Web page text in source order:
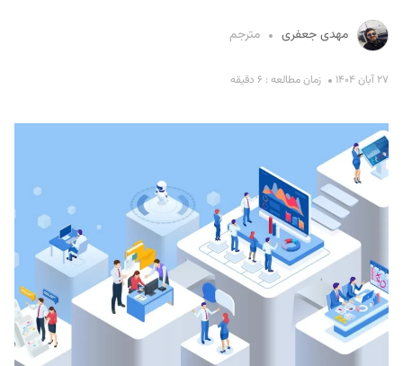
مهدی جعفری مترجم
۲۷ آبان ۱۴۰۴ زمان مطالعه : ۶ دقیقه